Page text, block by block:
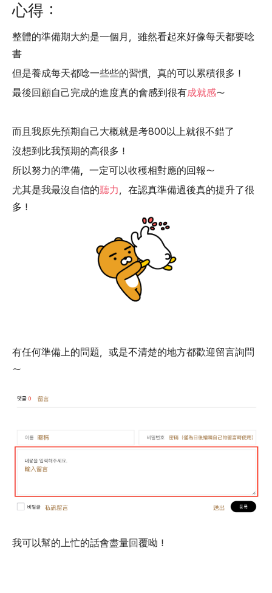
心得：
整體的準備期大約是一個月，雖然看起來好像每天都要唸
書
但是養成每天都唸一些些的習慣，真的可以累積很多！
最後回顧自己完成的進度真的會感到很有成就感～
而且我原先預期自己大概就是考800以上就很不錯了
沒想到比我預期的高很多！
所以努力的準備，一定可以收穫相對應的回報～
尤其是我最沒自信的聽力，在認真準備過後真的提升了很
多！
有任何準備上的問題，或是不清楚的地方都歡迎留言詢問
～
我可以幫的上忙的話會盡量回覆呦！